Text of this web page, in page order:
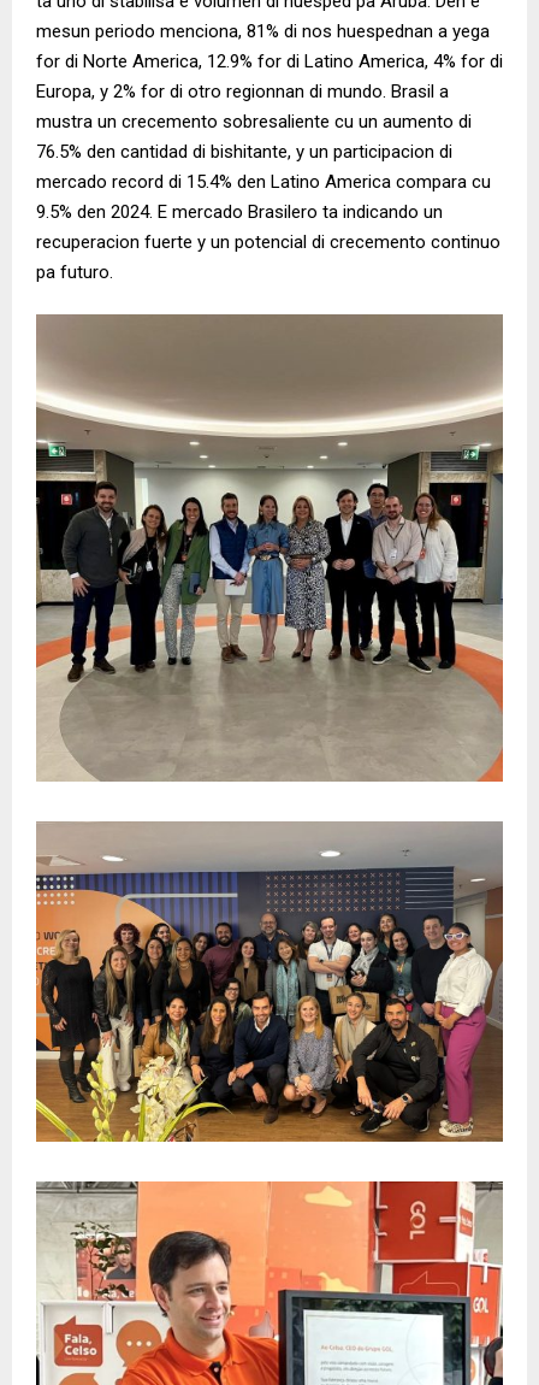
mesun periodo menciona, 81% di nos huespednan a yega
for di Norte America, 12.9% for di Latino America, 4% for di
Europa, y 2% for di otro regionnan di mundo. Brasil a
mustra un crecemento sobresaliente cu un aumento di
76.5% den cantidad di bishitante, y un participacion di
mercado record di 15.4% den Latino America compara cu
9.5% den 2024. E mercado Brasilero ta indicando un
recuperacion fuerte y un potencial di crecemento continuo
pa futuro.